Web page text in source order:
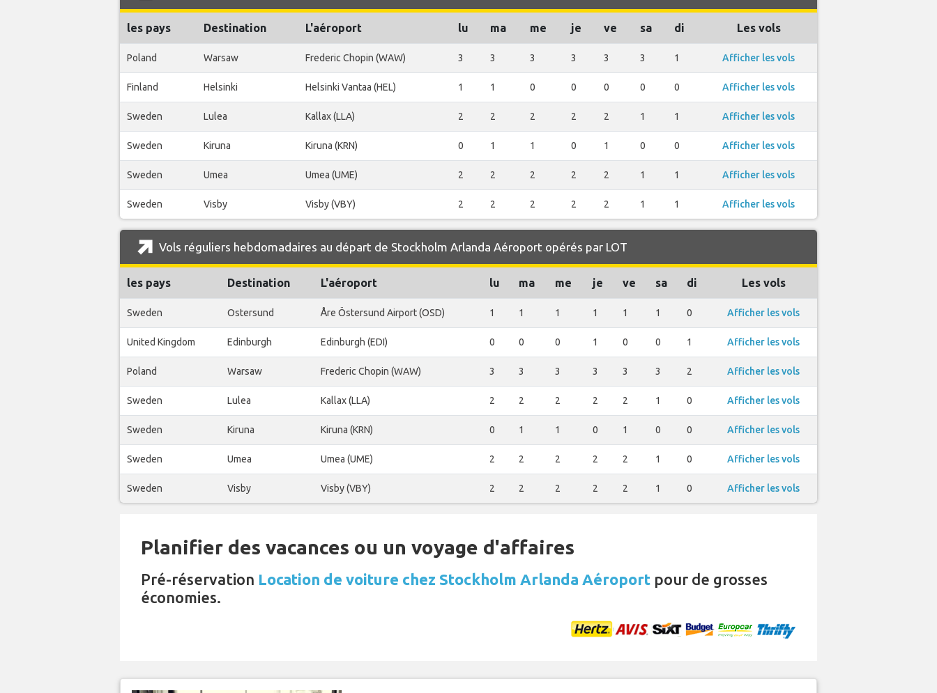
les pays Destination L'aéroport lu ma me je ve sa di Les vols
Poland Warsaw Frederic Chopin (WAW) 3 3 3 3 3 3 1 Afficher les vols
Finland Helsinki Helsinki Vantaa (HEL) 1 1 0 0 0 0 0 Afficher les vols
Sweden Lulea Kallax (LLA) 2 2 2 2 2 1 1 Afficher les vols
Sweden Kiruna Kiruna (KRN) 0 1 1 0 1 0 0 Afficher les vols
Sweden Umea Umea (UME) 2 2 2 2 2 1 1 Afficher les vols
Sweden Visby Visby (VBY) 2 2 2 2 2 1 1 Afficher les vols
Vols réguliers hebdomadaires au départ de Stockholm Arlanda Aéroport opérés par LOT
les pays Destination L'aéroport lu ma me je ve sa di Les vols
Sweden Ostersund Åre Östersund Airport (OSD) 1 1 1 1 1 1 0 Afficher les vols
United Kingdom Edinburgh Edinburgh (EDI) 0 0 0 1 0 0 1 Afficher les vols
Poland Warsaw Frederic Chopin (WAW) 3 3 3 3 3 3 2 Afficher les vols
Sweden Lulea Kallax (LLA) 2 2 2 2 2 1 0 Afficher les vols
Sweden Kiruna Kiruna (KRN) 0 1 1 0 1 0 0 Afficher les vols
Sweden Umea Umea (UME) 2 2 2 2 2 1 0 Afficher les vols
Sweden Visby Visby (VBY) 2 2 2 2 2 1 0 Afficher les vols
Planifier des vacances ou un voyage d'affaires
Pré-réservation Location de voiture chez Stockholm Arlanda Aéroport pour de grosses
économies.